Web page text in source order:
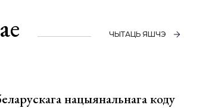
ЧЫТАЦЬ ЯШЧЭ
нацыянальнага коду